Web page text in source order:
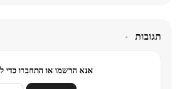
תגובות
אנא הרשמו או התחברו כדי